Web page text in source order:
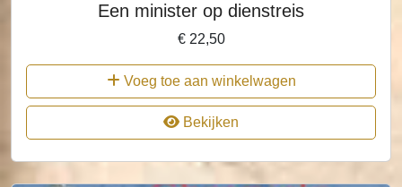
Een minister op dienstreis
€22,50
Voeg toe aan winkelwagen
Bekijken